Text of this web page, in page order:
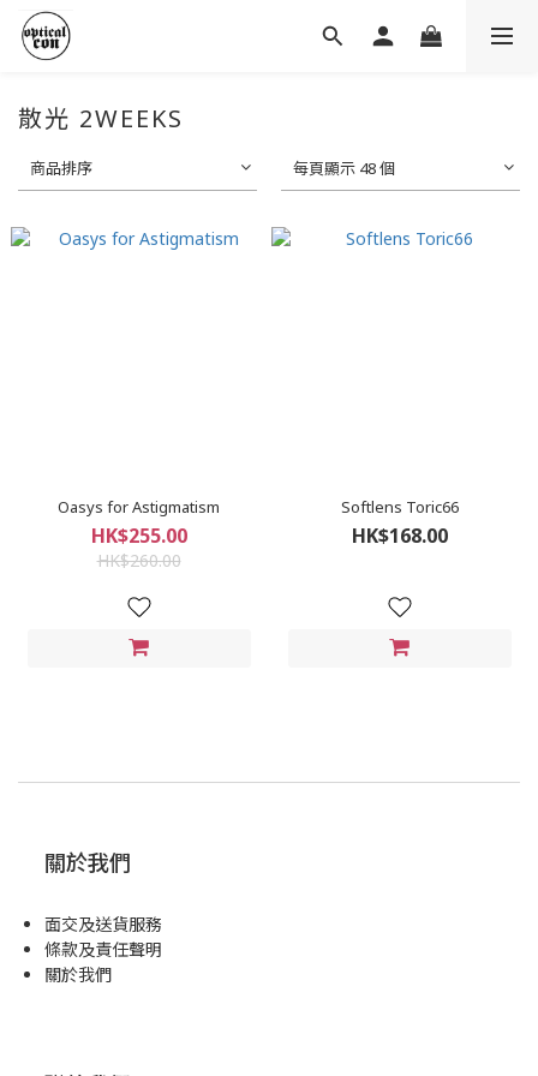
散光 2WEEKS
商品排序 每頁顯示 48 個
Oasys for Astigmatism
HK$255.00
HK$260.00
Softlens Toric66
HK$168.00
關於我們
面交及送貨服務
條款及責任聲明
關於我們